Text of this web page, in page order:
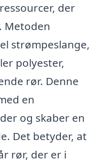
der
Metoden
strømpeslange,
polyester,
rør. Denne
en
og skaber en
Det betyder, at
rør, der er i